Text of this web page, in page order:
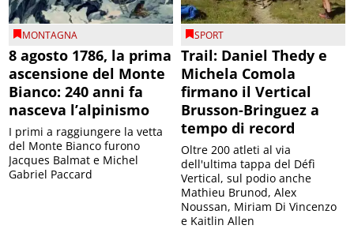
MONTAGNA
8 agosto 1786, la prima
ascensione del Monte
Bianco: 240 anni fa
nasceva l’alpinismo
I primi a raggiungere la vetta
del Monte Bianco furono
Jacques Balmat e Michel
Gabriel Paccard
SPORT
Trail: Daniel Thedy e
Michela Comola
firmano il Vertical
Brusson-Bringuez a
tempo di record
Oltre 200 atleti al via
dell'ultima tappa del Défì
Vertical, sul podio anche
Mathieu Brunod, Alex
Noussan, Miriam Di Vincenzo
e Kaitlin Allen